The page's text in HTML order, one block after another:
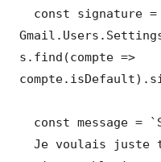
s.find(compte =>